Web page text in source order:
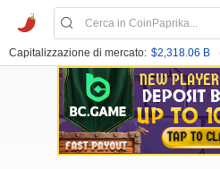
Capitalizzazione di mercato: $2,318.06 B